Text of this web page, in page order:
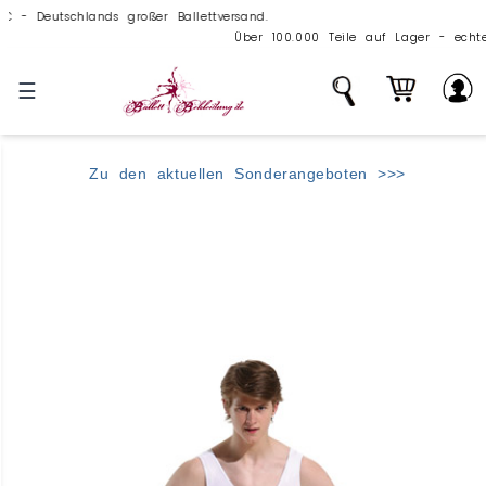
großer Ballettversand.
Über 100.000 Teile auf Lager - echte, große
☰
Zu den aktuellen Sonderangeboten >>>